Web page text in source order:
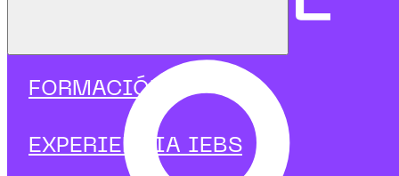
FORMACIÓN
EXPERIENCIA IEBS